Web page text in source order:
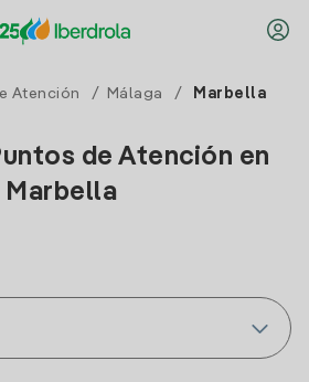
Atención / Málaga / Marbella
de Atención en
Marbella